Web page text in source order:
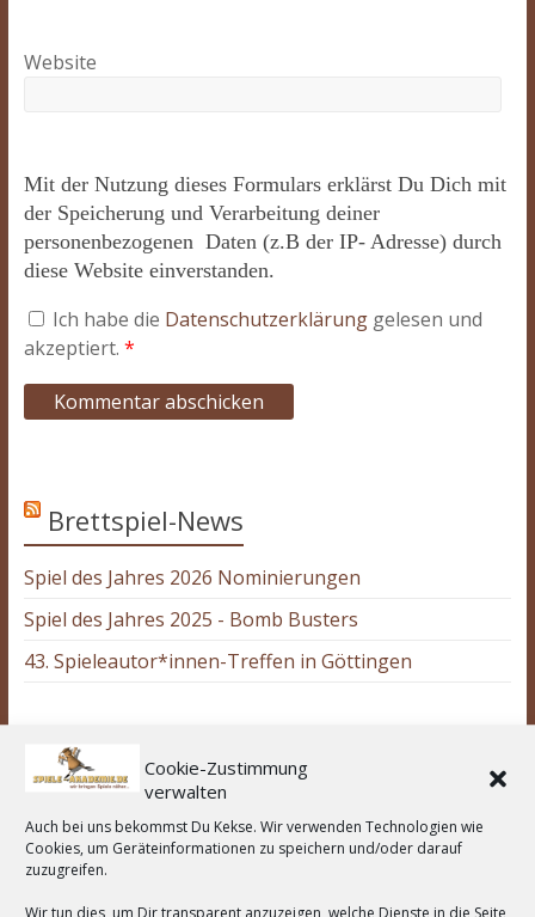
Cookie-Zustimmung
verwalten
Auch bei uns bekommst Du Kekse. Wir verwenden Technologien wie
Cookies, um Geräteinformationen zu speichern und/oder darauf
zuzugreifen.
Wir tun dies, um Dir transparent anzuzeigen, welche Dienste in die Seite
Website
Mit der Nutzung dieses Formulars erklärst Du Dich mit
der Speicherung und Verarbeitung deiner
personenbezogenen Daten (z.B der IP- Adresse) durch
diese Website einverstanden.
Ich habe die Datenschutzerklärung gelesen und
akzeptiert. *
Brettspiel-News
Spiel des Jahres 2026 Nominierungen
Spiel des Jahres 2025 - Bomb Busters
43. Spieleautor*innen-Treffen in Göttingen
Wir unterstützen: